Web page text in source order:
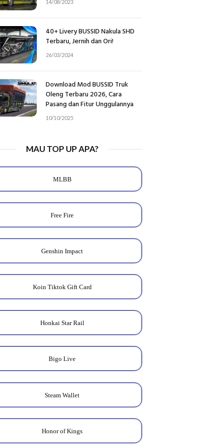
14/08/2023
40+ Livery BUSSID Nakula SHD
Terbaru, Jernih dan Ori!
26/03/2024
Download Mod BUSSID Truk
Oleng Terbaru 2026, Cara
Pasang dan Fitur Unggulannya
10/10/2025
MAU TOP UP APA?
MLBB
Free Fire
Genshin Impact
Koin Tiktok Gift Card
Honkai Star Rail
Bigo Live
Steam Wallet
Honor of Kings